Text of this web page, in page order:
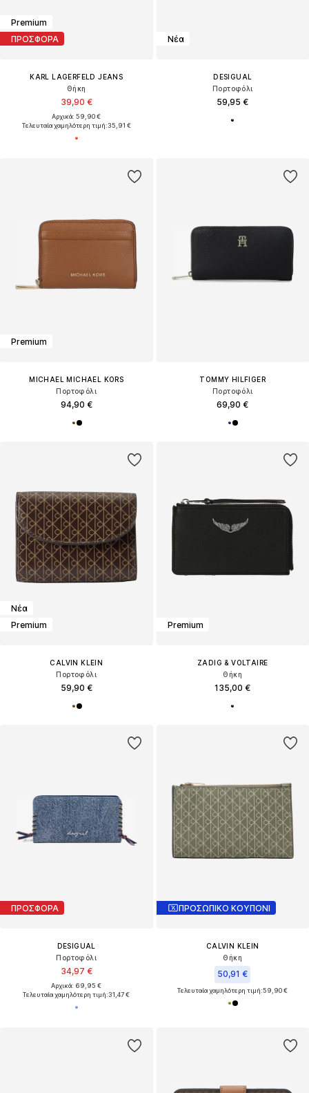
Premium
ΠΡΟΣΦΟΡΑ
KARL LAGERFELD JEANS
Θήκη
39,90 €
Αρχικά: 59,90 €
Τελευταία χαμηλότερη τιμή:35,91 €
Νέα
DESIGUAL
Πορτοφόλι
59,95 €
Premium
MICHAEL MICHAEL KORS
Πορτοφόλι
94,90 €
TOMMY HILFIGER
Πορτοφόλι
69,90 €
Νέα
Premium
CALVIN KLEIN
Πορτοφόλι
59,90 €
Premium
ZADIG & VOLTAIRE
Θήκη
135,00 €
ΠΡΟΣΦΟΡΑ
DESIGUAL
Πορτοφόλι
34,97 €
Αρχικά: 69,95 €
Τελευταία χαμηλότερη τιμή:31,47 €
ΠΡΟΣΩΠΙΚΟ ΚΟΥΠΟΝΙ
CALVIN KLEIN
Θήκη
50,91 €
Τελευταία χαμηλότερη τιμή:59,90 €